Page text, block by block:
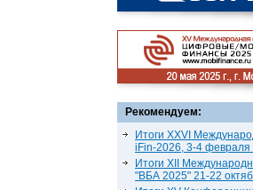
Рекомендуем:
Итоги XXVI
iFin-2026, 3-4 февраля
Итоги XII
"ВБА 2025" 21-22